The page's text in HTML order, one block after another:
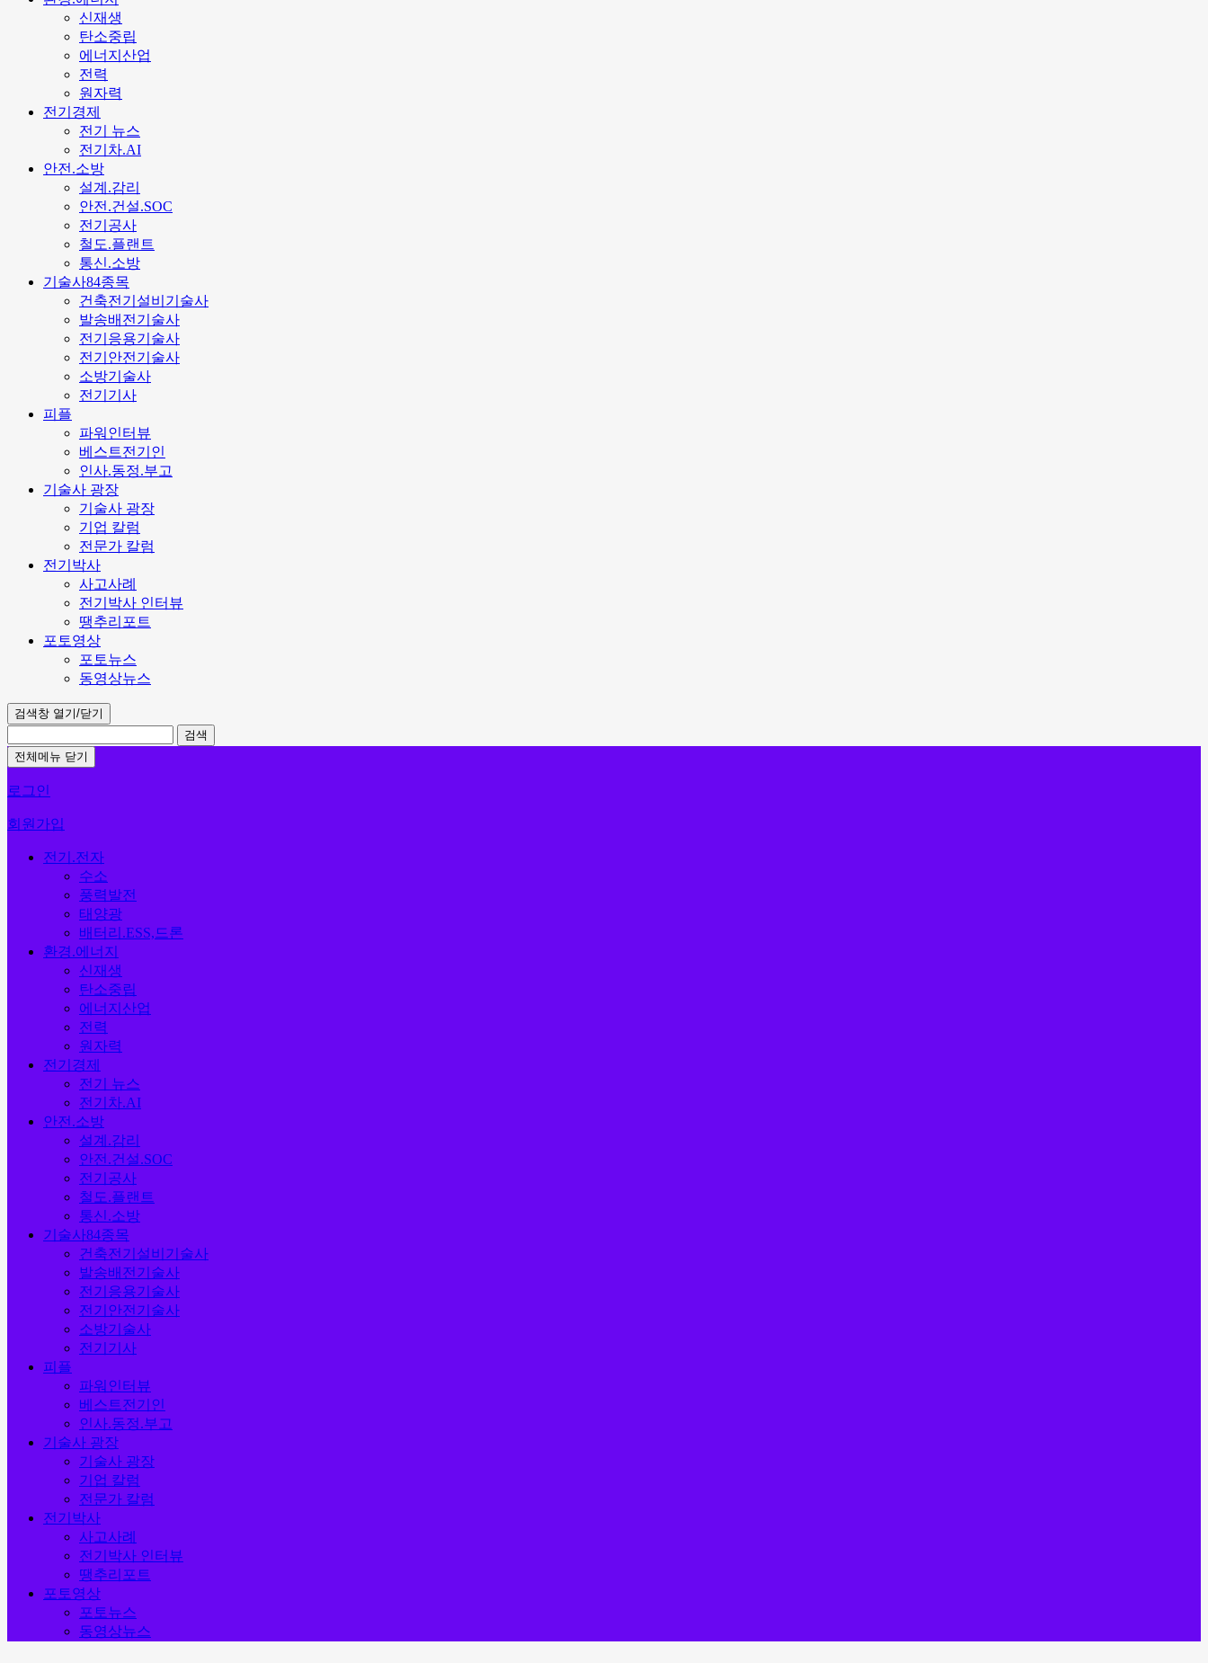
신재생
탄소중립
에너지산업
전력
원자력
전기경제
전기 뉴스
전기차.AI
안전.소방
설계.감리
안전.건설.SOC
전기공사
철도.플랜트
통신.소방
기술사84종목
건축전기설비기술사
발송배전기술사
전기응용기술사
전기안전기술사
소방기술사
전기기사
피플
파워인터뷰
베스트전기인
인사.동정.부고
기술사 광장
기술사 광장
기업 칼럼
전문가 칼럼
전기박사
사고사례
전기박사 인터뷰
땡추리포트
포토영상
포토뉴스
동영상뉴스
검색창 열기/닫기
검색
전체메뉴 닫기
로그인
회원가입
전기.전자
수소
풍력발전
태양광
배터리.ESS,드론
환경.에너지
신재생
탄소중립
에너지산업
전력
원자력
전기경제
전기 뉴스
전기차.AI
안전.소방
설계.감리
안전.건설.SOC
전기공사
철도.플랜트
통신.소방
기술사84종목
건축전기설비기술사
발송배전기술사
전기응용기술사
전기안전기술사
소방기술사
전기기사
피플
파워인터뷰
베스트전기인
인사.동정.부고
기술사 광장
기술사 광장
기업 칼럼
전문가 칼럼
전기박사
사고사례
전기박사 인터뷰
땡추리포트
포토영상
포토뉴스
동영상뉴스